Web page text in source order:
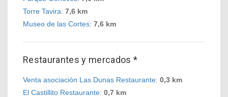
Torre Tavira: 7,6 km
Museo de las Cortes: 7,6 km
Restaurantes y mercados *
Venta asociación Las Dunas Restaurante: 0,3 km
El Castillito Restaurante: 0,7 km